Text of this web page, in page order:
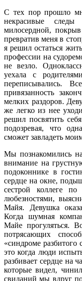
С тех пор прошло
некрасивые
милосердной,
превратив меня в
я решил остаться
профессии на
не везло.
уехала с
переписывались.
привязанность
мелких раздоров.
же легко из нее
решил посвятить
подозревая, что
сможет завладеть
Мы познакомились
внимание на
подоконнике в
сердце на окне,
сестрой коллеге
любезностями,
Майя. Девушка
Когда шумная
Майе прогуляться.
потрясающих
«синдроме разбитого
это когда люди
разбивает сердце на
которые видел,
свиданий мы вдруг